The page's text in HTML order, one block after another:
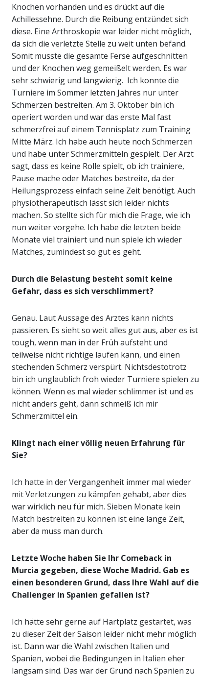
Knochen vorhanden und es drückt auf die
Achillessehne. Durch die Reibung entzündet sich
diese. Eine Arthroskopie war leider nicht möglich,
da sich die verletzte Stelle zu weit unten befand.
Somit musste die gesamte Ferse aufgeschnitten
und der Knochen weg gemeißelt werden. Es war
sehr schwierig und langwierig. Ich konnte die
Turniere im Sommer letzten Jahres nur unter
Schmerzen bestreiten. Am 3. Oktober bin ich
operiert worden und war das erste Mal fast
schmerzfrei auf einem Tennisplatz zum Training
Mitte März. Ich habe auch heute noch Schmerzen
und habe unter Schmerzmitteln gespielt. Der Arzt
sagt, dass es keine Rolle spielt, ob ich trainiere,
Pause mache oder Matches bestreite, da der
Heilungsprozess einfach seine Zeit benötigt. Auch
physiotherapeutisch lässt sich leider nichts
machen. So stellte sich für mich die Frage, wie ich
nun weiter vorgehe. Ich habe die letzten beide
Monate viel trainiert und nun spiele ich wieder
Matches, zumindest so gut es geht.
Durch die Belastung besteht somit keine
Gefahr, dass es sich verschlimmert?
Genau. Laut Aussage des Arztes kann nichts
passieren. Es sieht so weit alles gut aus, aber es ist
tough, wenn man in der Früh aufsteht und
teilweise nicht richtige laufen kann, und einen
stechenden Schmerz verspürt. Nichtsdestotrotz
bin ich unglaublich froh wieder Turniere spielen zu
können. Wenn es mal wieder schlimmer ist und es
nicht anders geht, dann schmeiß ich mir
Schmerzmittel ein.
Klingt nach einer völlig neuen Erfahrung für
Sie?
Ich hatte in der Vergangenheit immer mal wieder
mit Verletzungen zu kämpfen gehabt, aber dies
war wirklich neu für mich. Sieben Monate kein
Match bestreiten zu können ist eine lange Zeit,
aber da muss man durch.
Letzte Woche haben Sie Ihr Comeback in
Murcia gegeben, diese Woche Madrid. Gab es
einen besonderen Grund, dass Ihre Wahl auf die
Challenger in Spanien gefallen ist?
Ich hätte sehr gerne auf Hartplatz gestartet, was
zu dieser Zeit der Saison leider nicht mehr möglich
ist. Dann war die Wahl zwischen Italien und
Spanien, wobei die Bedingungen in Italien eher
langsam sind. Das war der Grund nach Spanien zu